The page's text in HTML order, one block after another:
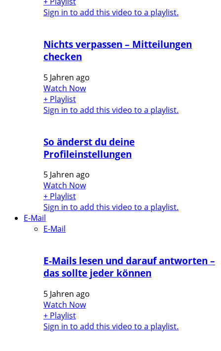
Sign in to add this video to a playlist.
Nichts verpassen – Mitteilungen
checken
5 Jahren ago
Watch Now
+ Playlist
Sign in to add this video to a playlist.
So änderst du deine
Profileinstellungen
5 Jahren ago
Watch Now
+ Playlist
Sign in to add this video to a playlist.
E-Mail
E-Mail
E-Mails lesen und darauf antworten –
das sollte jeder können
5 Jahren ago
Watch Now
+ Playlist
Sign in to add this video to a playlist.